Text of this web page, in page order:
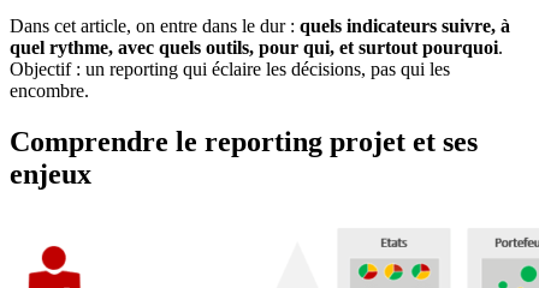
Dans cet article, on entre dans le dur : quels indicateurs suivre, à
quel rythme, avec quels outils, pour qui, et surtout pourquoi.
Objectif : un reporting qui éclaire les décisions, pas qui les
encombre.
Comprendre le reporting projet et ses
enjeux